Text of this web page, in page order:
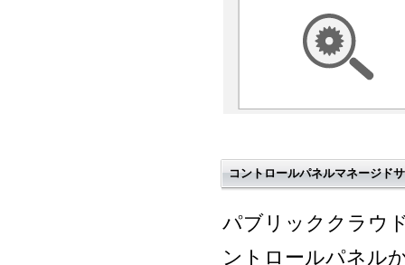
コントロールパネルマネージド
パブリッククラウ
ントロールパネル